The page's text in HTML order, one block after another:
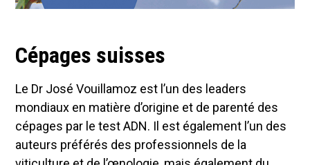
Cépages suisses
Le Dr José Vouillamoz est l’un des leaders
mondiaux en matière d’origine et de parenté des
cépages par le test ADN. Il est également l’un des
auteurs préférés des professionnels de la